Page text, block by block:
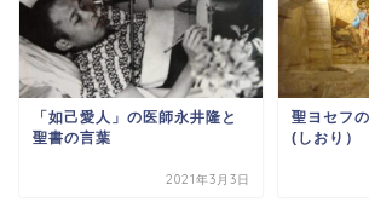
「如己愛人」の医師永井隆と
聖書の言葉
2021年3月3日
聖ヨセフ
(しおり）